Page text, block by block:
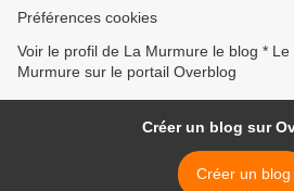
Préférences cookies
Voir le profil de La Murmure le blog *
Murmure sur le portail Overblog
Créer un blog sur
Créer un blog